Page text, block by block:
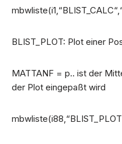
BLIST_PLOT: Plot einer
MATTANF = p.. ist der
der Plot eingepaßt wird